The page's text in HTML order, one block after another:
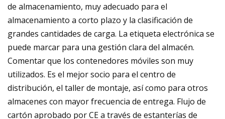
de almacenamiento, muy adecuado para el
almacenamiento a corto plazo y la clasificación de
grandes cantidades de carga. La etiqueta electrónica se
puede marcar para una gestión clara del almacén.
Comentar que los contenedores móviles son muy
utilizados. Es el mejor socio para el centro de
distribución, el taller de montaje, así como para otros
almacenes con mayor frecuencia de entrega. Flujo de
cartón aprobado por CE a través de estanterías de